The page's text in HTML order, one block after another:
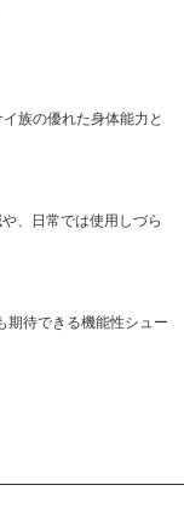
族の優れた身体能力と
、日常では使用しづら
期待できる機能性シュー